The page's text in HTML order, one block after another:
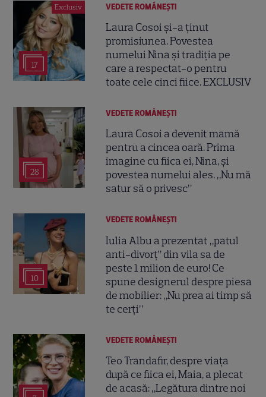
Exclusiv
17
VEDETE ROMÂNEŞTI
Laura Cosoi și-a ținut
promisiunea. Povestea
numelui Nina și tradiția pe
care a respectat-o pentru
toate cele cinci fiice. EXCLUSIV
28
VEDETE ROMÂNEŞTI
Laura Cosoi a devenit mamă
pentru a cincea oară. Prima
imagine cu fiica ei, Nina, și
povestea numelui ales. „Nu mă
satur să o privesc”
10
VEDETE ROMÂNEŞTI
Iulia Albu a prezentat „patul
anti-divorț” din vila sa de
peste 1 milion de euro! Ce
spune designerul despre piesa
de mobilier: „Nu prea ai timp să
te cerți”
VEDETE ROMÂNEŞTI
Teo Trandafir, despre viața
după ce fiica ei, Maia, a plecat
de acasă: „Legătura dintre noi